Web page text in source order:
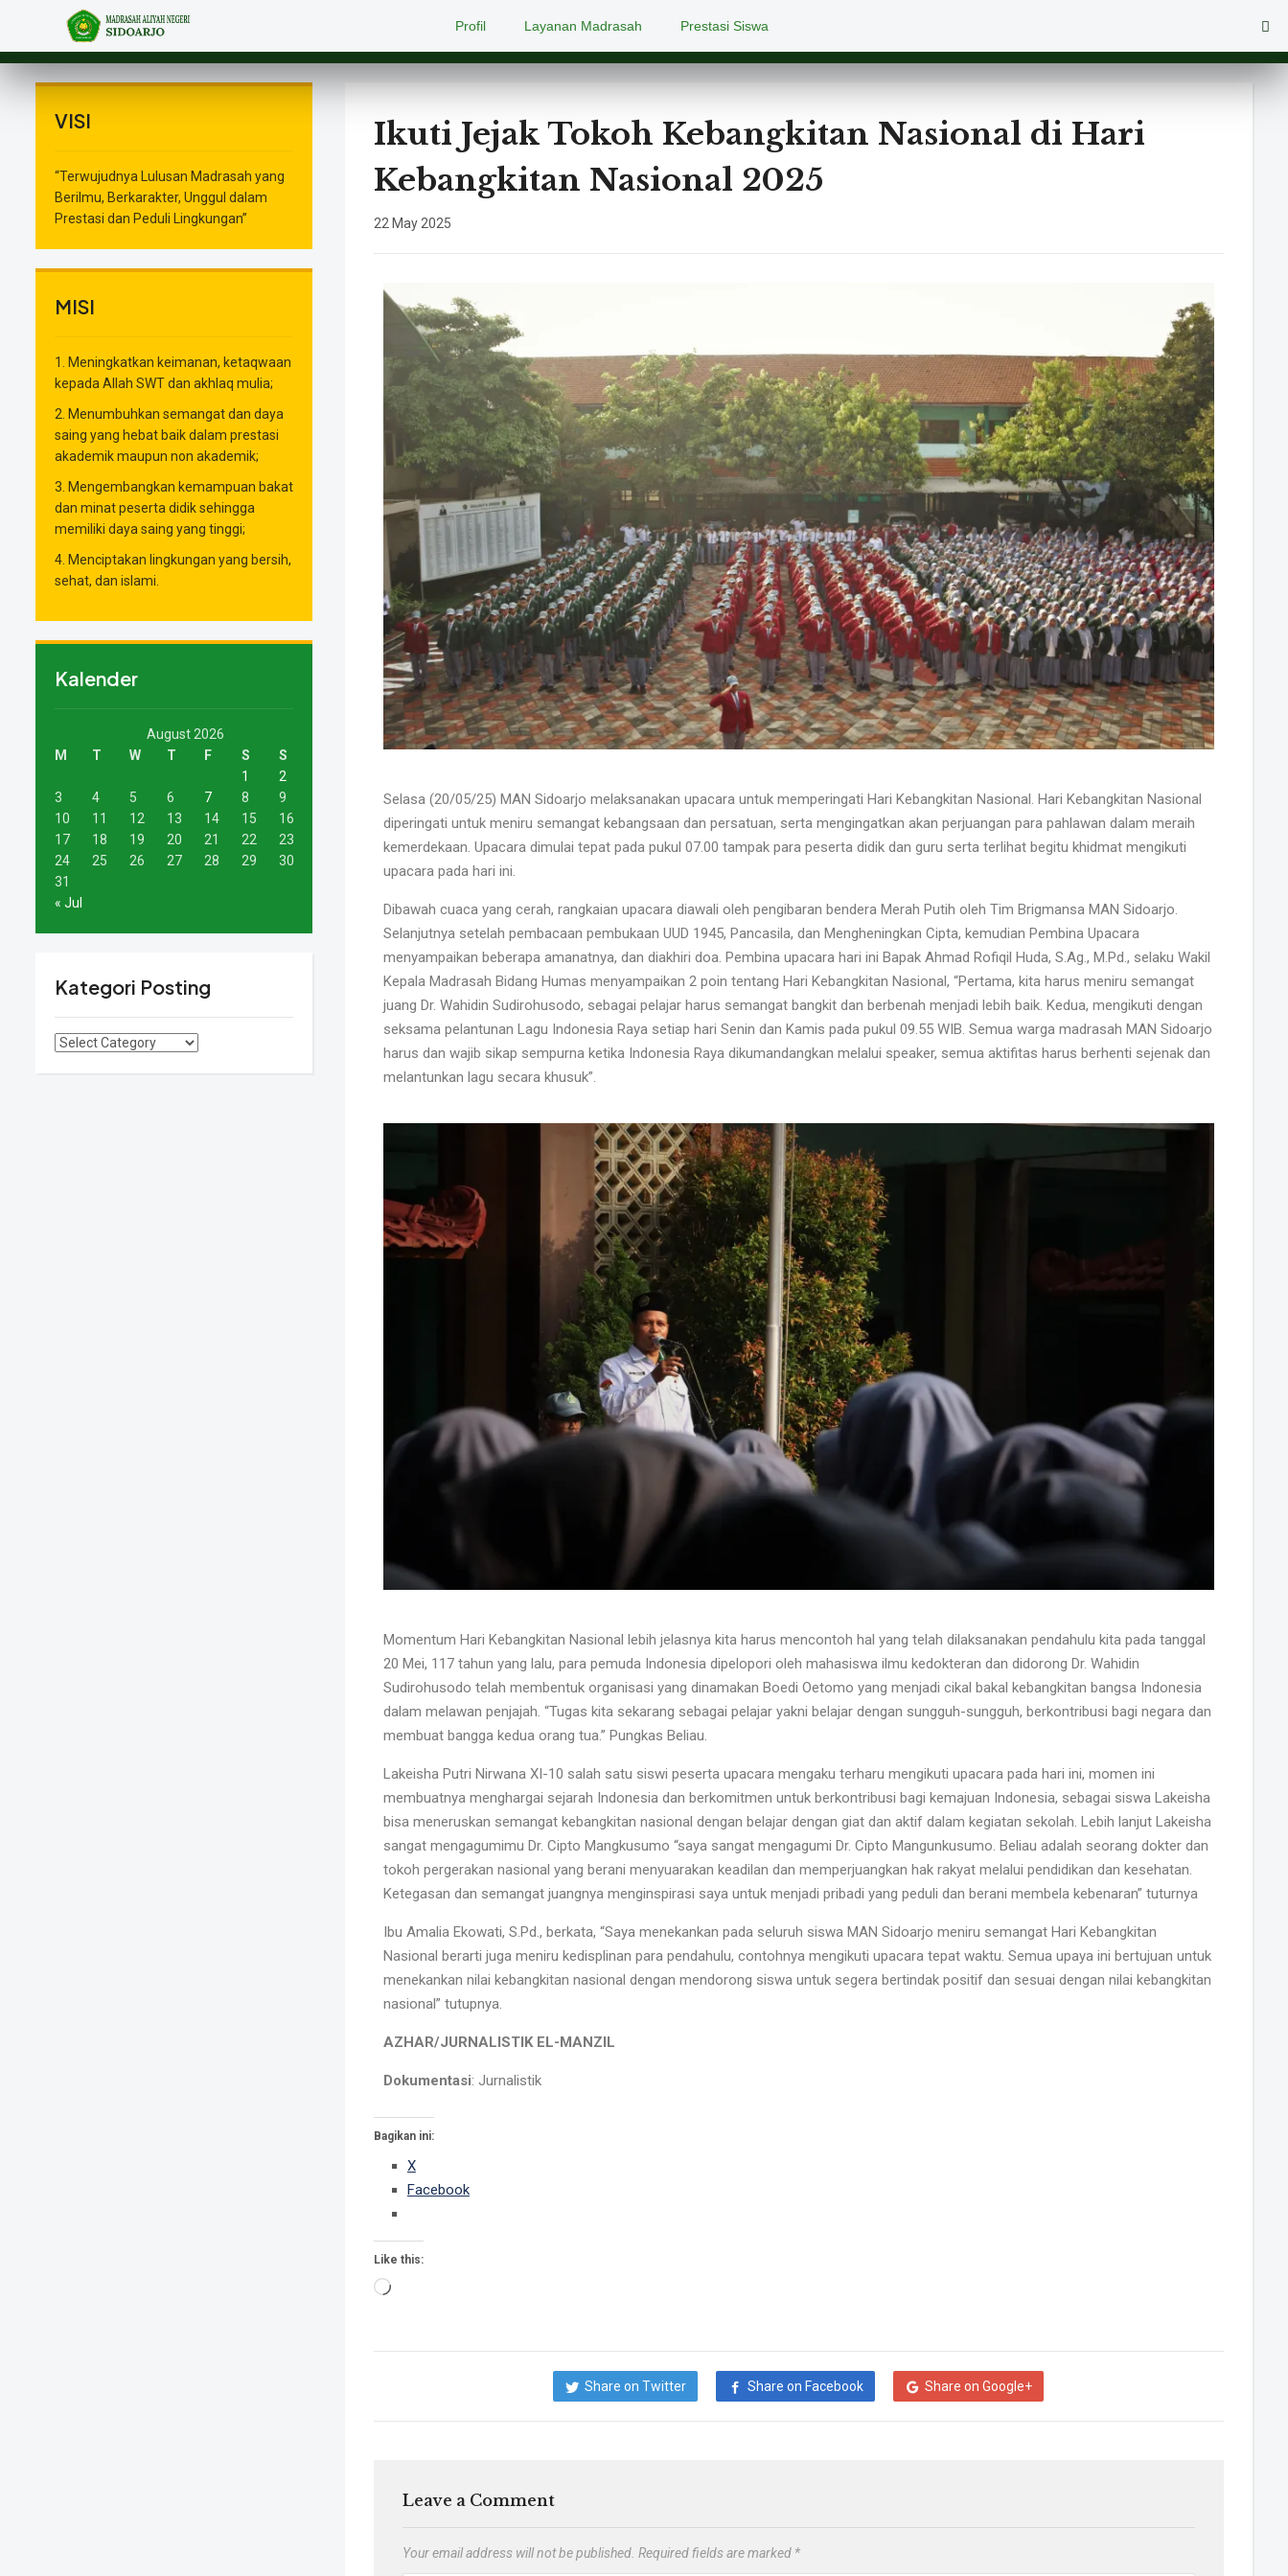
Profil Layanan Madrasah Prestasi Siswa
VISI
“Terwujudnya Lulusan Madrasah yang
Berilmu, Berkarakter, Unggul dalam
Prestasi dan Peduli Lingkungan”
MISI
1. Meningkatkan keimanan, ketaqwaan
kepada Allah SWT dan akhlaq mulia;
2. Menumbuhkan semangat dan daya
saing yang hebat baik dalam prestasi
akademik maupun non akademik;
3. Mengembangkan kemampuan bakat
dan minat peserta didik sehingga
memiliki daya saing yang tinggi;
4. Menciptakan lingkungan yang bersih,
sehat, dan islami.
Kalender
August 2026
M
T W T F S
S
1
2
3
4 5 6 7 8
9
10
11 12 13 14 15
16
17
18 19 20 21 22
23
24
25 26 27 28 29
30
31
« Jul
Kategori Posting
Ikuti Jejak Tokoh Kebangkitan Nasional di Hari
Kebangkitan Nasional 2025
22 May 2025
Selasa (20/05/25) MAN Sidoarjo melaksanakan upacara untuk memperingati Hari Kebangkitan Nasional. Hari Kebangkitan Nasional
diperingati untuk meniru semangat kebangsaan dan persatuan, serta mengingatkan akan perjuangan para pahlawan dalam meraih
kemerdekaan. Upacara dimulai tepat pada pukul 07.00 tampak para peserta didik dan guru serta terlihat begitu khidmat mengikuti
upacara pada hari ini.
Dibawah cuaca yang cerah, rangkaian upacara diawali oleh pengibaran bendera Merah Putih oleh Tim Brigmansa MAN Sidoarjo.
Selanjutnya setelah pembacaan pembukaan UUD 1945, Pancasila, dan Mengheningkan Cipta, kemudian Pembina Upacara
menyampaikan beberapa amanatnya, dan diakhiri doa. Pembina upacara hari ini Bapak Ahmad Rofiqil Huda, S.Ag., M.Pd., selaku Wakil
Kepala Madrasah Bidang Humas menyampaikan 2 poin tentang Hari Kebangkitan Nasional, “Pertama, kita harus meniru semangat
juang Dr. Wahidin Sudirohusodo, sebagai pelajar harus semangat bangkit dan berbenah menjadi lebih baik. Kedua, mengikuti dengan
seksama pelantunan Lagu Indonesia Raya setiap hari Senin dan Kamis pada pukul 09.55 WIB. Semua warga madrasah MAN Sidoarjo
harus dan wajib sikap sempurna ketika Indonesia Raya dikumandangkan melalui speaker, semua aktifitas harus berhenti sejenak dan
melantunkan lagu secara khusuk”.
Momentum Hari Kebangkitan Nasional lebih jelasnya kita harus mencontoh hal yang telah dilaksanakan pendahulu kita pada tanggal
20 Mei, 117 tahun yang lalu, para pemuda Indonesia dipelopori oleh mahasiswa ilmu kedokteran dan didorong Dr. Wahidin
Sudirohusodo telah membentuk organisasi yang dinamakan Boedi Oetomo yang menjadi cikal bakal kebangkitan bangsa Indonesia
dalam melawan penjajah. “Tugas kita sekarang sebagai pelajar yakni belajar dengan sungguh-sungguh, berkontribusi bagi negara dan
membuat bangga kedua orang tua.” Pungkas Beliau.
Lakeisha Putri Nirwana XI-10 salah satu siswi peserta upacara mengaku terharu mengikuti upacara pada hari ini, momen ini
membuatnya menghargai sejarah Indonesia dan berkomitmen untuk berkontribusi bagi kemajuan Indonesia, sebagai siswa Lakeisha
bisa meneruskan semangat kebangkitan nasional dengan belajar dengan giat dan aktif dalam kegiatan sekolah. Lebih lanjut Lakeisha
sangat mengagumimu Dr. Cipto Mangkusumo “saya sangat mengagumi Dr. Cipto Mangunkusumo. Beliau adalah seorang dokter dan
tokoh pergerakan nasional yang berani menyuarakan keadilan dan memperjuangkan hak rakyat melalui pendidikan dan kesehatan.
Ketegasan dan semangat juangnya menginspirasi saya untuk menjadi pribadi yang peduli dan berani membela kebenaran” tuturnya
Ibu Amalia Ekowati, S.Pd., berkata, “Saya menekankan pada seluruh siswa MAN Sidoarjo meniru semangat Hari Kebangkitan
Nasional berarti juga meniru kedisplinan para pendahulu, contohnya mengikuti upacara tepat waktu. Semua upaya ini bertujuan untuk
menekankan nilai kebangkitan nasional dengan mendorong siswa untuk segera bertindak positif dan sesuai dengan nilai kebangkitan
nasional” tutupnya.
AZHAR/JURNALISTIK EL-MANZIL
Dokumentasi: Jurnalistik
Bagikan ini:
X
Facebook
Like this:
Share on Twitter Share on Facebook Share on Google+
Leave a Comment
Your email address will not be published. Required fields are marked *